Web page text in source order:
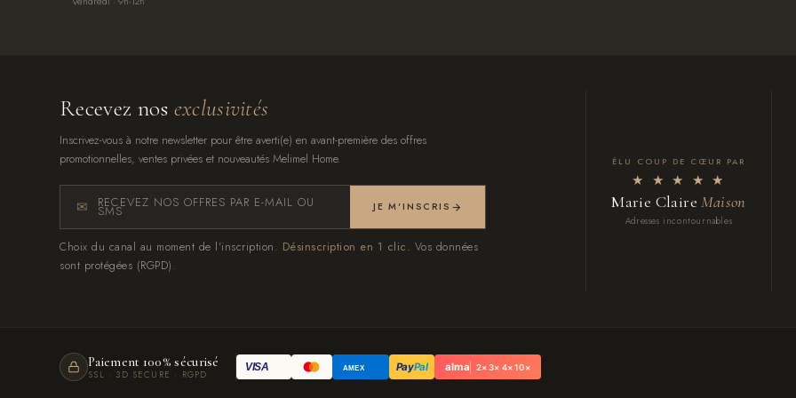
Recevez nos exclusivités
Inscrivez-vous à notre newsletter pour être averti(e) en avant-première des offres
promotionnelles, ventes privées et nouveautés Melimel Home.
RECEVEZ NOS OFFRES PAR E-MAIL OU
SMS JE M'INSCRIS
Choix du canal au moment de l'inscription. Désinscription en 1 clic. Vos données
sont protégées (RGPD).
ÉLU COUP DE CŒUR PAR
★ ★ ★ ★ ★
Marie ClaireMaison
Adresses incontournables
Paiement 100% sécurisé
SSL · 3D SECURE · RGPD
VISA AMEX PayPal alma 2× 3× 4× 10×